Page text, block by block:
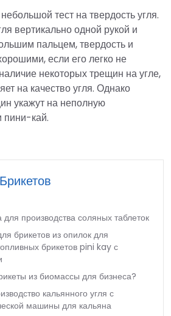
тест на твердость угля.
вертикально одной рукой и
пальцем, твердость и
если его легко не
некоторых трещин на угле,
на качество угля. Однако
укажут на неполную
пини-кай.
производства соляных таблеток
брикетов из опилок для
брикетов pini kay с
из биомассы для бизнеса?
кальянного угля с
машины для кальяна